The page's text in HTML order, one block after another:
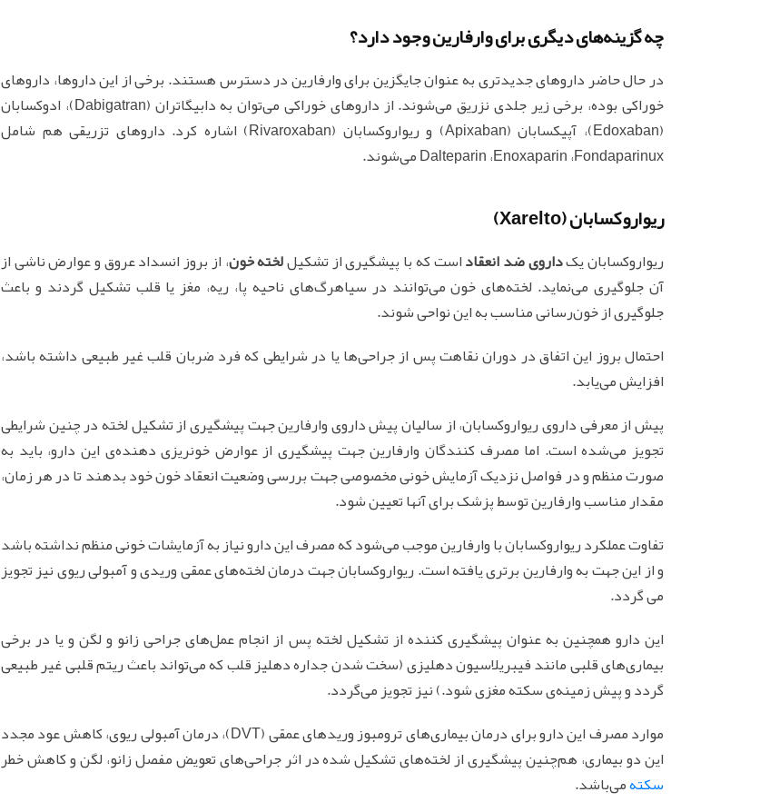
چه گزینه‌های دیگری برای وارفارین وجود دارد؟
در حال حاضر داروهای جدیدتری به عنوان جایگزین برای وارفارین در دسترس هستند. برخی از این داروها، داروهای
خوراکی بوده، برخی زیر جلدی نزریق می‌شوند. از داروهای خوراکی می‌توان به دابیگاتران (Dabigatran)، ادوکسابان
(Edoxaban)، آپیکسابان (Apixaban) و ریواروکسابان (Rivaroxaban) اشاره کرد. داروهای تزریقی هم شامل
Dalteparin ،Enoxaparin ،Fondaparinux می‌شوند.
ریواروکسابان (Xarelto)
ریواروکسابان یکداروی ضد انعقاداست که با پیشگیری از تشکیللخته خون، از بروز انسداد عروق و عوارض ناشی از
آن جلوگیری می‌نماید. لخته‌های خون می‌توانند در سیاهرگ‌های ناحیه پا، ریه، مغز یا قلب تشکیل گردند و باعث
جلوگیری از خون‌رسانی مناسب به این نواحی شوند.
احتمال بروز این اتفاق در دوران نقاهت پس از جراحی‌ها یا در شرایطی که فرد ضربان قلب غیر طبیعی داشته باشد،
افزایش می‌یابد.
پیش از معرفی داروی ریواروکسابان، از سالیان پیش داروی وارفارین جهت پیشگیری از تشکیل لخته در چنین شرایطی
تجویز می‌شده است. اما مصرف کنندگان وارفارین جهت پیشگیری از عوارض خونریزی دهنده‌ی این دارو، باید به
صورت منظم و در فواصل نزدیک آزمایش خونی مخصوصی جهت بررسی وضعیت انعقاد خون خود بدهند تا در هر زمان،
مقدار مناسب وارفارین توسط پزشک برای آنها تعیین شود.
تفاوت عملکرد ریواروکسابان با وارفارین موجب می‌شود که مصرف این دارو نیاز به آزمایشات خونی منظم نداشته باشد
و از این جهت به وارفارین برتری یافته است. ریواروکسابان جهت درمان لخته‌های عمقی وریدی و آمبولی ریوی نیز تجویز
می گردد.
این دارو همچنین به عنوان پیشگیری کننده از تشکیل لخته پس از انجام عمل‌های جراحی زانو و لگن و یا در برخی
بیماری‌های قلبی مانند فیبریلاسیون دهلیزی (سخت شدن جداره دهلیز قلب که می‌تواند باعث ریتم قلبی غیر طبیعی
گردد و پیش زمینه‌ی سکته مغزی شود.) نیز تجویز می‌گردد.
موارد مصرف این دارو برای درمان بیماری‌های ترومبوز وریدهای عمقی (DVT)، درمان آمبولی ریوی، کاهش عود مجدد
این دو بیماری، هم‌چنین پیشگیری از لخته‌های تشکیل شده در اثر جراحی‌های تعویض مفصل زانو، لگن و کاهش خطر
سکتهمی‌باشد.